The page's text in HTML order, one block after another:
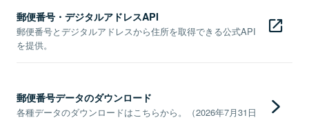
郵便番号・デジタルアドレスAPI
郵便番号とデジタルアドレスから住所を取得できる公式API
を提供。
郵便番号データのダウンロード
各種データのダウンロードはこちらから。（2026年7月31日